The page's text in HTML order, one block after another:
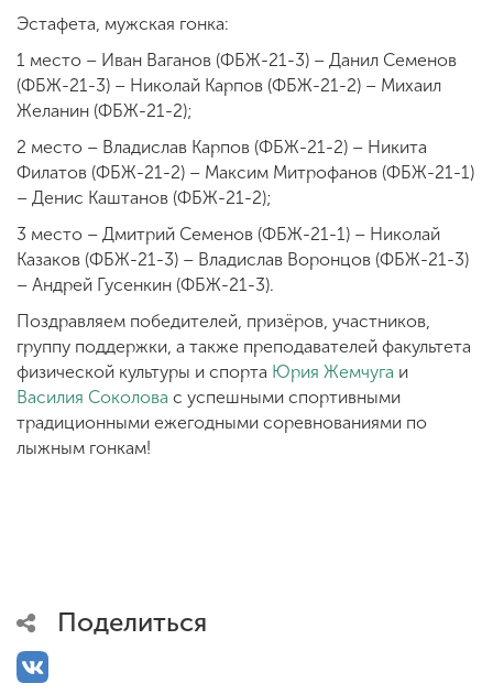
Эстафета, мужская гонка:
1 место – Иван Ваганов (ФБЖ-21-3) – Данил Семенов
(ФБЖ-21-3) – Николай Карпов (ФБЖ-21-2) – Михаил
Желанин (ФБЖ-21-2);
2 место – Владислав Карпов (ФБЖ-21-2) – Никита
Филатов (ФБЖ-21-2) – Максим Митрофанов (ФБЖ-21-1)
– Денис Каштанов (ФБЖ-21-2);
3 место – Дмитрий Семенов (ФБЖ-21-1) – Николай
Казаков (ФБЖ-21-3) – Владислав Воронцов (ФБЖ-21-3)
– Андрей Гусенкин (ФБЖ-21-3).
Поздравляем победителей, призёров, участников,
группу поддержки, а также преподавателей факультета
физической культуры и спорта Юрия Жемчуга и
Василия Соколова с успешными спортивными
традиционными ежегодными соревнованиями по
лыжным гонкам!
Поделиться